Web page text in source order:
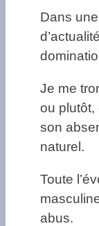
Dans
Je me
ou plutôt,
son
naturel.
Toute
abus.